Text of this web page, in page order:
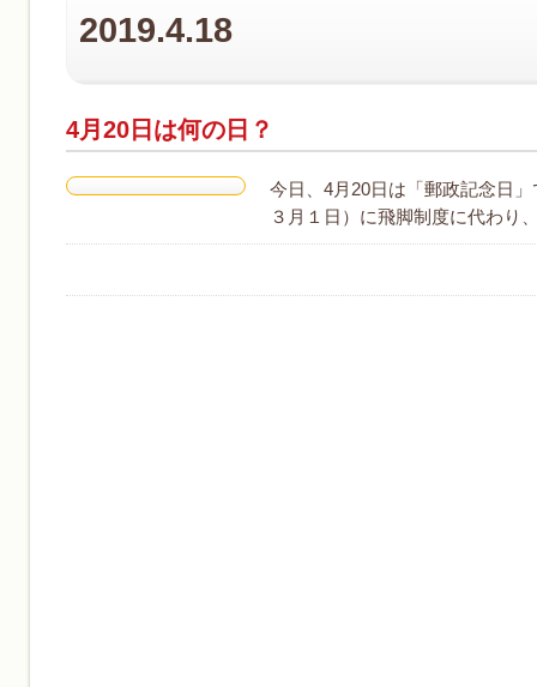
2019.4.18
4月20日は何の日？
今日、4月20日は「郵政記念日
３月１日）に飛脚制度に代わり